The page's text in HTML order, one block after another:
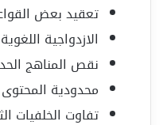
تعقيد بعض
الازدواجية
نقص المناهج
محدودية
تفاوت الخلفيات